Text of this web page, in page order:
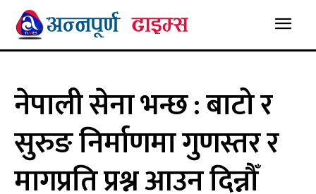
नेपाली सेना भन्छ : बाटो र
सुरुङ निर्माणमा गुणस्तर र
मागप्रति प्रश्न आउन दिन्नौँ